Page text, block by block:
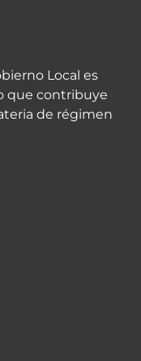
Local es
que contribuye
de régimen